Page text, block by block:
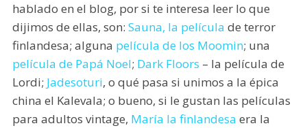
hablado en el blog, por si te interesa leer lo que
dijimos de ellas, son: Sauna, la película de terror
finlandesa; alguna película de los Moomin; una
película de Papá Noel; Dark Floors – la película de
Lordi; Jadesoturi, o qué pasa si unimos a la épica
china el Kalevala; o bueno, si le gustan las películas
para adultos vintage, María la finlandesa era la